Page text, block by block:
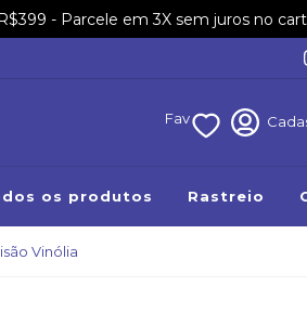
- Parcele em 3X sem juros no
Fav
os produtos Rastreio
Vinólia